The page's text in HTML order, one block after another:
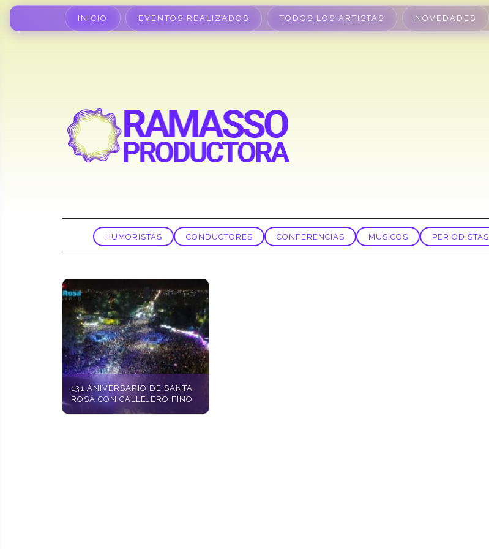
INICIO EVENTOS REALIZADOS TODOS LOS ARTISTAS NOVEDADES
HUMORISTAS CONDUCTORES CONFERENCIAS MUSICOS PERIODISTAS
131 ANIVERSARIO DE SANTA
ROSA CON CALLEJERO FINO